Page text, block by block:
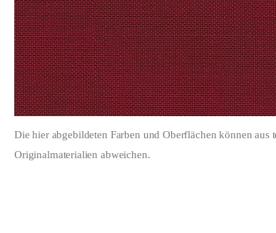
Die hier abgebildeten Farben und Oberflächen können aus
Originalmaterialien abweichen.